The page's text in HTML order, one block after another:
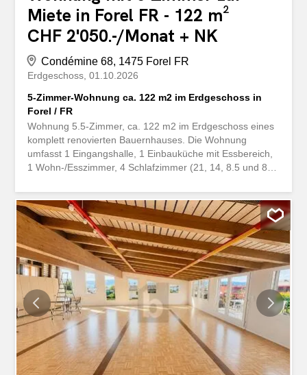
Miete in Forel FR - 122 m²
CHF 2'050.-/Monat + NK
Condémine 68, 1475 Forel FR
Erdgeschoss 01.10.2026
5-Zimmer-Wohnung ca. 122 m2 im Erdgeschoss in
Forel / FR
Wohnung 5.5-Zimmer, ca. 122 m2 im Erdgeschoss eines
komplett renovierten Bauernhauses. Die Wohnung
umfasst 1 Eingangshalle, 1 Einbauküche mit Essbereich,
1 Wohn-/Esszimmer, 4 Schlafzimmer (21, 14, 8.5 und 8
WC/Doppelwaschbecken/Dusche/Badewanne, 1 WC-
Besucher, 1 Wäscheraum und 1 Abstellraum. Aussen: 2
Terrassen, 1 Keller, 1 privater Veloraum, 2
Aussenparkplätze (CHF 40.-/Platz/Monat). 1
gemeinschaftlicher Garten. Lage: schöne Lage, ruhig, mit
Blick auf den Neuchâtelsee. Hunde sind nicht erlaubt. Frei
ab 1. Oktober 2026 oder nach Vereinbarung. Monatliche
Miete: CHF 2 050.- + CHF 300.- Pauschalgebühren +
Parkplatz(e). Kontakt Besichtigung: 079 649 56 04
(Eigentümer)